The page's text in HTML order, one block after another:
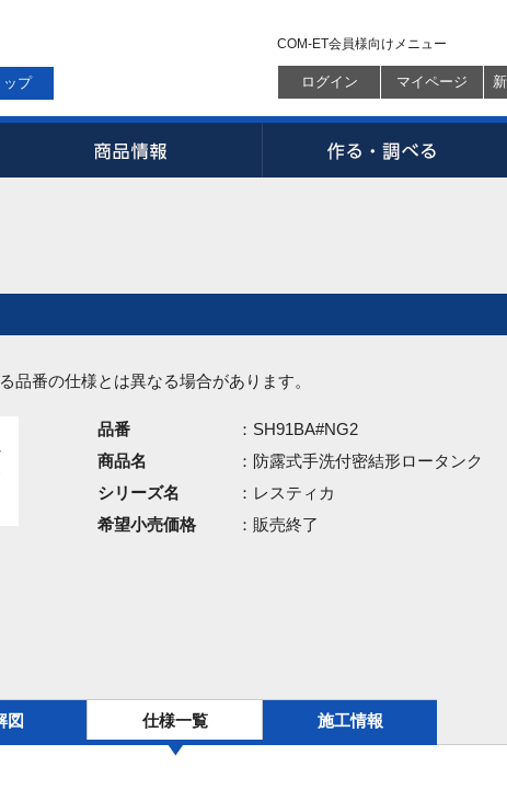
ップ
COM-ET会員様向けメニュー
ログイン マイページ
品番の仕様とは異なる場合があります。
品番
：SH91BA#NG2
商品名
：防露式手洗付密結形ロータンク
シリーズ名
：レスティカ
希望小売価格
：販売終了
図 仕様一覧 施工情報